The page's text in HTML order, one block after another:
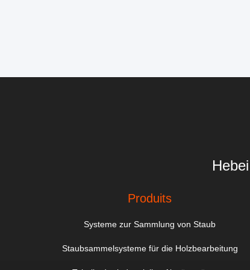
Produits
Systeme zur Sammlung von Staub
Staubsammelsysteme für die Holzbearbeitung